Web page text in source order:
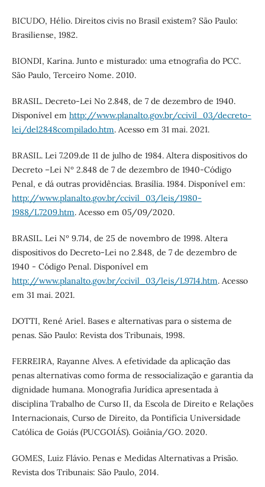
BICUDO, Hélio. Direitos civis no Brasil existem? São Paulo:
Brasiliense, 1982.
BIONDI, Karina. Junto e misturado: uma etnografia do PCC.
São Paulo, Terceiro Nome. 2010.
BRASIL. Decreto-Lei No 2.848, de 7 de dezembro de 1940.
Disponível em http://www.planalto.gov.br/ccivil_03/decreto-
lei/del2848compilado.htm. Acesso em 31 mai. 2021.
BRASIL. Lei 7.209.de 11 de julho de 1984. Altera dispositivos do
Decreto –Lei Nº 2.848 de 7 de dezembro de 1940-Código
Penal, e dá outras providências. Brasília. 1984. Disponível em:
http://www.planalto.gov.br/ccivil_03/leis/1980-
1988/L7209.htm. Acesso em 05/09/2020.
BRASIL. Lei Nº 9.714, de 25 de novembro de 1998. Altera
dispositivos do Decreto-Lei no 2.848, de 7 de dezembro de
1940 - Código Penal. Disponível em
http://www.planalto.gov.br/ccivil_03/leis/L9714.htm. Acesso
em 31 mai. 2021.
DOTTI, René Ariel. Bases e alternativas para o sistema de
penas. São Paulo: Revista dos Tribunais, 1998.
FERREIRA, Rayanne Alves. A efetividade da aplicação das
penas alternativas como forma de ressocialização e garantia da
dignidade humana. Monografia Jurídica apresentada à
disciplina Trabalho de Curso II, da Escola de Direito e Relações
Internacionais, Curso de Direito, da Pontifícia Universidade
Católica de Goiás (PUCGOIÁS). Goiânia/GO. 2020.
GOMES, Luiz Flávio. Penas e Medidas Alternativas a Prisão.
Revista dos Tribunais: São Paulo, 2014.